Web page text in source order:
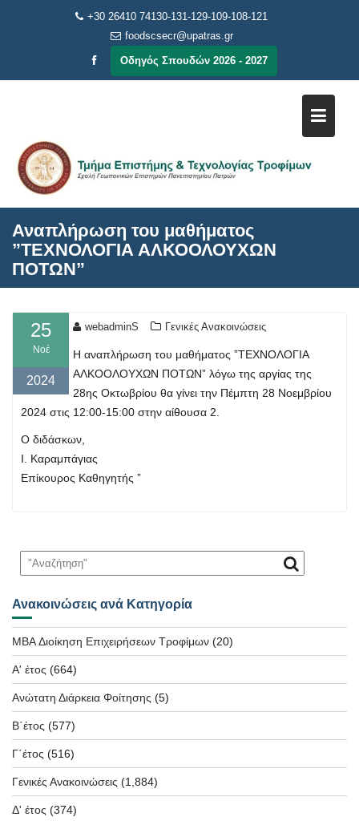
+30 26410 74130-131-129-109-108-121
foodscsecr@upatras.gr
Οδηγός Σπουδών 2026 - 2027
Αναπλήρωση του μαθήματος
”ΤΕΧΝΟΛΟΓΙΑ ΑΛΚΟΟΛΟΥΧΩΝ
ΠΟΤΩΝ”
25
Νοέ
2024
webadminS Γενικές Ανακοινώσεις
Η αναπλήρωση του μαθήματος ”ΤΕΧΝΟΛΟΓΙΑ
ΑΛΚΟΟΛΟΥΧΩΝ ΠΟΤΩΝ” λόγω της αργίας της
28ης Οκτωβρίου θα γίνει την Πέμπτη 28 Νοεμβρίου
2024 στις 12:00-15:00 στην αίθουσα 2.
Ο διδάσκων,
Ι. Καραμπάγιας
Επίκουρος Καθηγητής ”
Ανακοινώσεις ανά Κατηγορία
MBA Διοίκηση Επιχειρήσεων Τροφίμων (20)
Α' έτος (664)
Ανώτατη Διάρκεια Φοίτησης (5)
Β΄έτος (577)
Γ΄έτος (516)
Γενικές Ανακοινώσεις (1,884)
Δ' έτος (374)